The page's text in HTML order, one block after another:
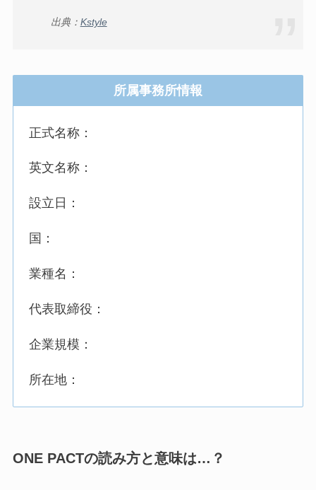
出典： Kstyle
所属事務所情報
正式名称：
英文名称：
設立日：
国：
業種名：
代表取締役：
企業規模：
所在地：
ONE PACTの読み方と意味は…？